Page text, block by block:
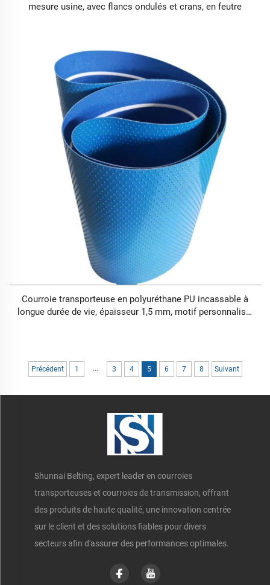
mesure usine, avec flancs ondulés et crans, en feutre
Courroie transporteuse en polyuréthane PU incassable à
longue durée de vie, épaisseur 1,5 mm, motif personnalisé,
Précédent 1 ... 3 4 5 6 7 8 Suivant
Shunnai Belting, expert leader en courroies
transporteuses et courroies de transmission, offrant
des produits de haute qualité, une innovation centrée
sur le client et des solutions fiables pour divers
secteurs afin d'assurer des performances optimales.